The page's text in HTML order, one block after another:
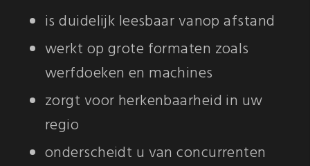
is duidelijk leesbaar vanop afstand
werkt op grote formaten zoals
werfdoeken en machines
zorgt voor herkenbaarheid in uw
regio
onderscheidt u van concurrenten